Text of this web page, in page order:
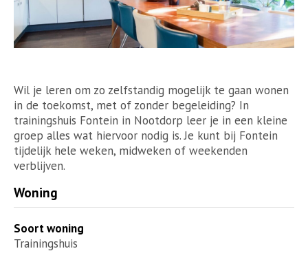
Wil je leren om zo zelfstandig mogelijk te gaan wonen
in de toekomst, met of zonder begeleiding? In
trainingshuis Fontein in Nootdorp leer je in een kleine
groep alles wat hiervoor nodig is. Je kunt bij Fontein
tijdelijk hele weken, midweken of weekenden
verblijven.
Woning
Soort woning
Trainingshuis